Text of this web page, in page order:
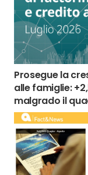
Prosegue la
alle famiglie:
malgrado il